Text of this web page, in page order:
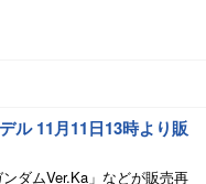
ル 11月11日13時より販
ダムVer.Ka」などが販売再